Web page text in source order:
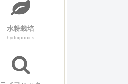
水耕栽培
hydroponics